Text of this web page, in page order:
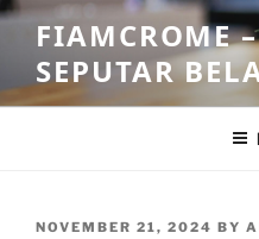
Skip
content
FIAMCROME
SEPUTAR
POSTED
NOVEMBER 21, 2024 BY